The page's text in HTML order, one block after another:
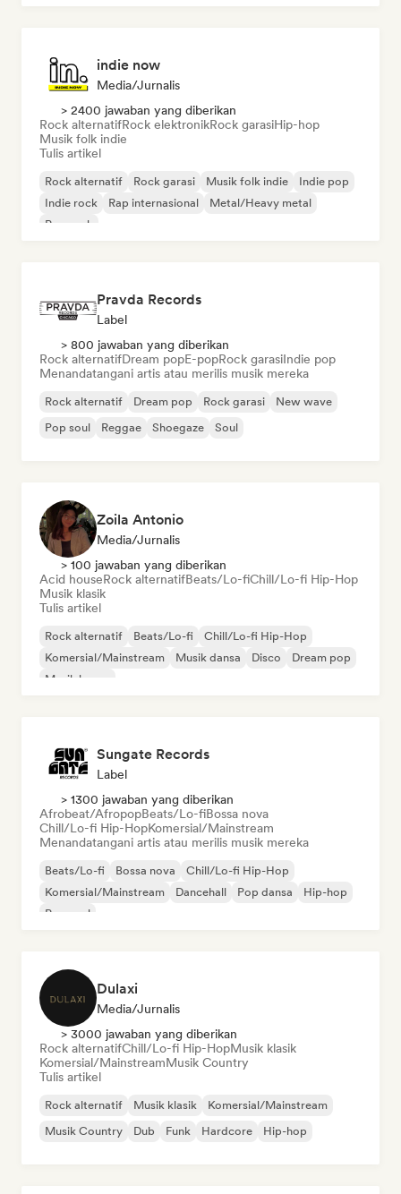
indie now
Media/Jurnalis
> 2400 jawaban yang diberikan
Rock alternatifRock elektronikRock garasiHip-hop
Musik folk indie
Tulis artikel
Rock alternatif Rock garasi Musik folk indie
Indie pop
Indie rock
Rap internasional
Metal/Heavy metal
Pop rock
Pravda Records
Label
> 800 jawaban yang diberikan
Rock alternatifDream popE-popRock garasiIndie pop
Menandatangani artis atau merilis musik mereka
Rock alternatif Dream pop Rock garasi
New wave
Pop soul
Reggae Shoegaze Soul
Zoila Antonio
Media/Jurnalis
> 100 jawaban yang diberikan
Acid houseRock alternatifBeats/Lo-fiChill/Lo-fi Hip-Hop
Musik klasik
Tulis artikel
Rock alternatif Beats/Lo-fi
Chill/Lo-fi Hip-Hop
Komersial/Mainstream
Musik dansa Disco
Dream pop
Musik house
Sungate Records
Label
> 1300 jawaban yang diberikan
Afrobeat/AfropopBeats/Lo-fiBossa nova
Chill/Lo-fi Hip-HopKomersial/Mainstream
Menandatangani artis atau merilis musik mereka
Beats/Lo-fi Bossa nova
Chill/Lo-fi Hip-Hop
Komersial/Mainstream
Dancehall Pop dansa
Hip-hop
Pop soul
Dulaxi
Media/Jurnalis
> 3000 jawaban yang diberikan
Rock alternatifChill/Lo-fi Hip-HopMusik klasik
Komersial/MainstreamMusik Country
Tulis artikel
Rock alternatif Musik klasik
Komersial/Mainstream
Musik Country
Dub Funk Hardcore Hip-hop